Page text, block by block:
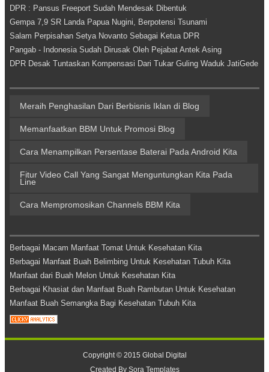
DPR : Pansus Freeport Sudah Mendesak Dibentuk
Gempa 7,9 SR Landa Papua Nugini, Berpotensi Tsunami
Salam Perpisahan Setya Novanto Sebagai Ketua DPR
Pangab - Indonesia Sudah Dirusak Oleh Pejabat Antek Asing
DPR Desak Tuntaskan Kompensasi Dari Tukar Guling Waduk JatiGede
Meraih Penghasilan Dari Berbisnis Iklan di Blog
Memanfaatkan BBM Untuk Promosi Blog
Cara Menampilkan Persentase Baterai Pada Android Kita
Fitur Video Call Yang Sangat Menguntungkan Kita Pada
Line
Cara Mempromosikan Channels BBM Kita
Berbagai Macam Manfaat Tomat Untuk Kesehatan Kita
Berbagai Manfaat Buah Belimbing Untuk Kesehatan Tubuh Kita
Manfaat dari Buah Melon Untuk Kesehatan Kita
Berbagai Khasiat dan Manfaat Buah Rambutan Untuk Kesehatan
Manfaat Buah Semangka Bagi Kesehatan Tubuh Kita
Copyright © 2015 Global Digital
Created By Sora Templates